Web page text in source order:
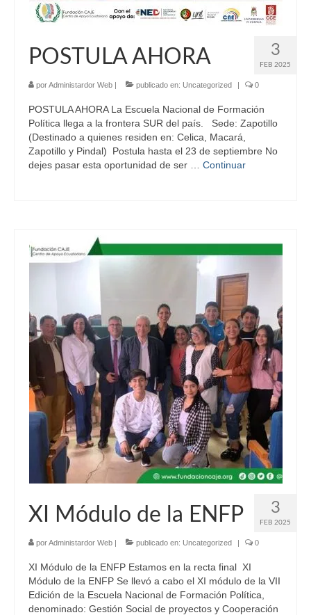
3
FEB 2025
POSTULA AHORA
porAdministardor Web | publicado en: Uncategorized | 0
POSTULA AHORA La Escuela Nacional de Formación
Política llega a la frontera SUR del país. Sede: Zapotillo
(Destinado a quienes residen en: Celica, Macará,
Zapotillo y Pindal) Postula hasta el 23 de septiembre No
dejes pasar esta oportunidad de ser … Continuar
3
FEB 2025
XI Módulo de la ENFP
porAdministardor Web | publicado en: Uncategorized | 0
XI Módulo de la ENFP Estamos en la recta final XI
Módulo de la ENFP Se llevó a cabo el XI módulo de la VII
Edición de la Escuela Nacional de Formación Política,
denominado: Gestión Social de proyectos y Cooperación